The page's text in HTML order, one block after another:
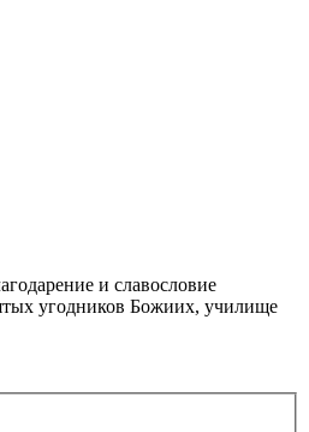
и славословие
угодников Божиих, училище